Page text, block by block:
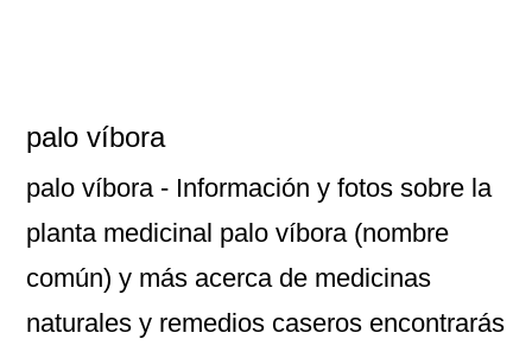
palo víbora
palo víbora- Información y fotos sobre la
planta medicinal palo víbora (nombre
común) y más acerca de medicinas
naturales y remedios caseros encontrarás